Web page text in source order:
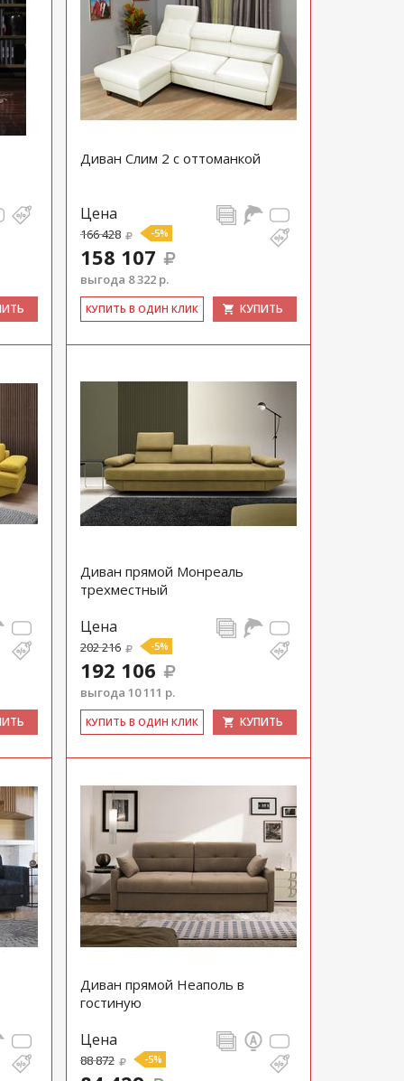
Диван Слим 2 с оттоманкой
Цена
166 428 -5%
158 107
выгода 8 322 р.
КУ­ПИТЬ В ОДИН КЛИК КУПИТЬ
Диван прямой Монреаль
трехместный
Цена
202 216 -5%
192 106
выгода 10 111 р.
КУ­ПИТЬ В ОДИН КЛИК КУПИТЬ
Диван прямой Неаполь в
гостиную
Цена
88 872 -5%